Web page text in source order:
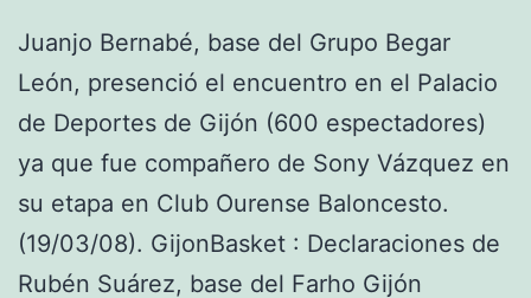
Juanjo Bernabé, base del Grupo Begar
León, presenció el encuentro en el Palacio
de Deportes de Gijón (600 espectadores)
ya que fue compañero de Sony Vázquez en
su etapa en Club Ourense Baloncesto.
(19/03/08). GijonBasket : Declaraciones de
Rubén Suárez, base del Farho Gijón